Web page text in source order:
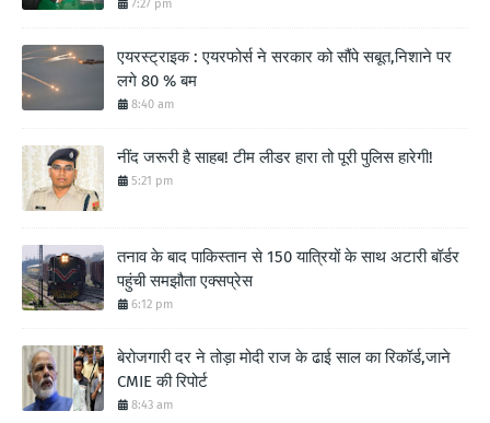
7:27 pm
एयरस्ट्राइक : एयरफोर्स ने सरकार को सौंपे सबूत,निशाने पर
लगे 80 % बम
8:40 am
नींद जरूरी है साहब! टीम लीडर हारा तो पूरी पुलिस हारेगी!
5:21 pm
तनाव के बाद पाकिस्तान से 150 यात्रियों के साथ अटारी बॉर्डर
पहुंची समझौता एक्सप्रेस
6:12 pm
बेरोजगारी दर ने तोड़ा मोदी राज के ढाई साल का रिकॉर्ड,जाने
CMIE की रिपोर्ट
8:43 am